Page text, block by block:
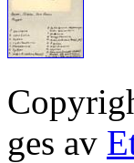
ges av